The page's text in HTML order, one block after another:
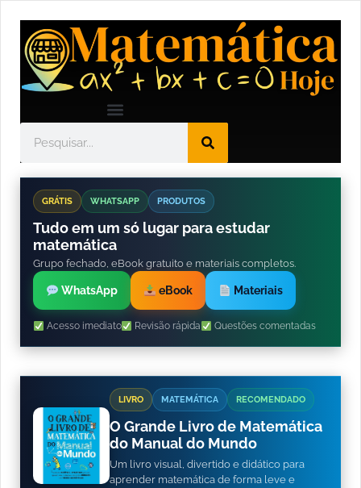
GRÁTIS WHATSAPP PRODUTOS
Tudo em um só lugar para estudar
matemática
Grupo fechado, eBook gratuito e materiais completos.
WhatsApp eBook Materiais
Acesso imediato Revisão rápida Questões comentadas
LIVRO MATEMÁTICA RECOMENDADO
O Grande Livro de Matemática
do Manual do Mundo
Um livro visual, divertido e didático para
aprender matemática de forma leve e